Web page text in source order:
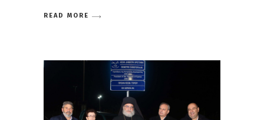
READ MORE